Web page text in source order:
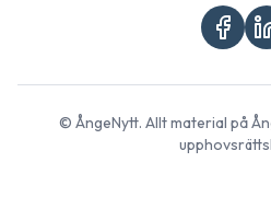
© ÅngeNytt. Allt material på